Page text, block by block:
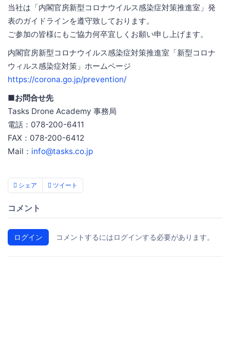
当社は「内閣官房新型コロナウイルス感染症対策推進室」発
表のガイドラインを遵守致しております。
ご参加の皆様にもご協力何卒宜しくお願い申し上げます。
内閣官房新型コロナウイルス感染症対策推進室「新型コロナ
ウィルス感染症対策」ホームページ
https://corona.go.jp/prevention/
■お問合せ先
Tasks Drone Academy 事務局
電話：078-200-6411
FAX：078-200-6412
Mail： info@tasks.co.jp
シェア ツイート
コメント
ログイン コメントするにはログインする必要があります。